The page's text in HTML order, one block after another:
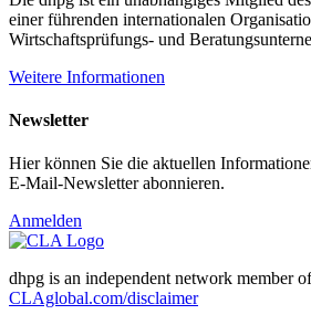
einer führenden internationalen
Wirtschaftsprüfungs- und
Weitere Informationen
Newsletter
Hier können Sie die aktuellen
E-Mail-Newsletter abonnieren.
Anmelden
dhpg is an independent network member
CLAglobal.com/disclaimer